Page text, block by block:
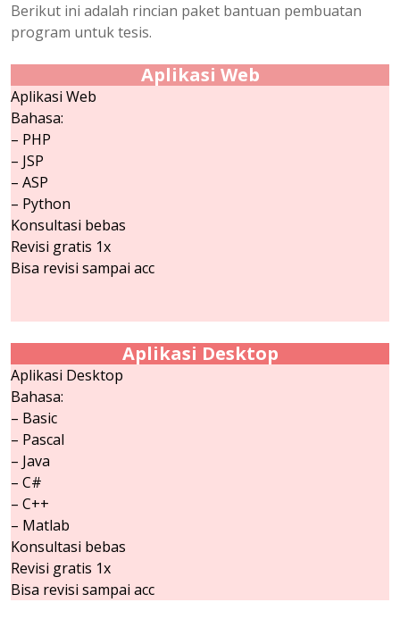
Berikut ini adalah rincian paket bantuan pembuatan
program untuk tesis.
Aplikasi Web
Aplikasi Web
Bahasa:
– PHP
– JSP
– ASP
– Python
Konsultasi bebas
Revisi gratis 1x
Bisa revisi sampai acc
Aplikasi Desktop
Aplikasi Desktop
Bahasa:
– Basic
– Pascal
– Java
– C#
– C++
– Matlab
Konsultasi bebas
Revisi gratis 1x
Bisa revisi sampai acc